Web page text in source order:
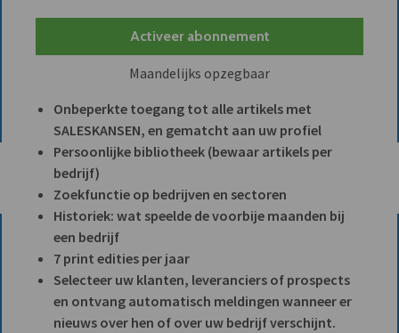
Activeer abonnement
Maandelijks opzegbaar
Onbeperkte toegang tot alle artikels met
SALESKANSEN, en gematcht aan uw profiel
Persoonlijke bibliotheek (bewaar artikels per
bedrijf)
Zoekfunctie op bedrijven en sectoren
Historiek: wat speelde de voorbije maanden bij
een bedrijf
7 print edities per jaar
Selecteer uw klanten, leveranciers of prospects
en ontvang automatisch meldingen wanneer er
nieuws over hen of over uw bedrijf verschijnt.